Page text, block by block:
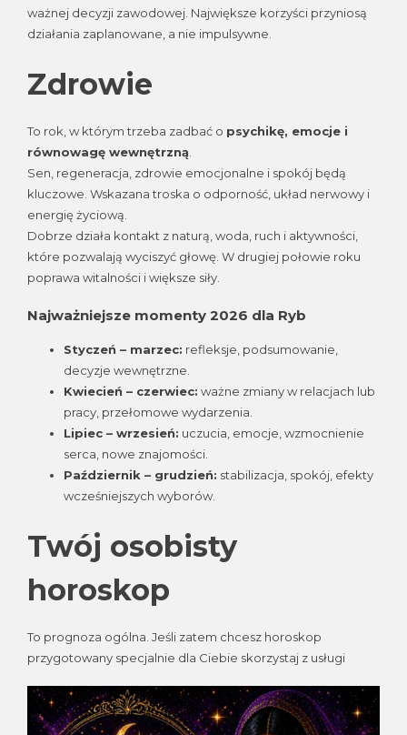
ważnej decyzji zawodowej. Największe korzyści przyniosą
działania zaplanowane, a nie impulsywne.
Zdrowie
To rok, w którym trzeba zadbać o psychikę, emocje i
równowagę wewnętrzną
Sen, regeneracja, zdrowie emocjonalne i spokój będą
kluczowe. Wskazana troska o odporność, układ nerwowy i
energię życiową.
Dobrze działa kontakt z naturą, woda, ruch i aktywności,
które pozwalają wyciszyć głowę. W drugiej połowie roku
poprawa witalności i większe siły.
Najważniejsze momenty 2026 dla Ryb
Styczeń – marzec: refleksje, podsumowanie,
decyzje wewnętrzne.
Kwiecień – czerwiec: ważne zmiany w relacjach lub
pracy, przełomowe wydarzenia.
Lipiec – wrzesień: uczucia, emocje, wzmocnienie
serca, nowe znajomości.
Październik – grudzień: stabilizacja, spokój, efekty
wcześniejszych wyborów.
Twój osobisty
horoskop
To prognoza ogólna. Jeśli zatem chcesz horoskop
przygotowany specjalnie dla Ciebie skorzystaj z usługi